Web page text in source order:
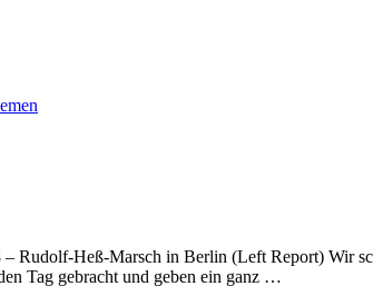
Rudolf-Heß-Marsch in Berlin (Left Report) Wir
Tag gebracht und geben ein ganz …